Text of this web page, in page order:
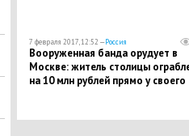
7 февраля 2017, 12:52 —Россия
Вооруженная банда орудует в
Москве: житель столицы
на 10 млн рублей прямо у своего